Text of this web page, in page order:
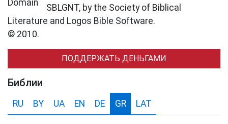
SBLGNT, by the Society of Biblical
Literature and Logos Bible Software.
© 2010.
ПОДДЕРЖАТЬ ДЕНЬГАМИ
Библии
RU BY UA EN DE GR LAT